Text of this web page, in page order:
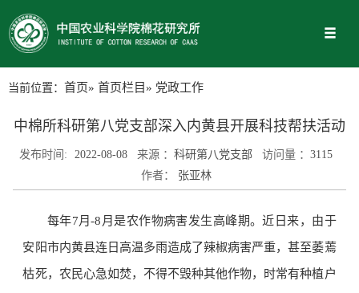
当前位置： 首页» 首页栏目» 党政工作
中棉所科研第八党支部深入内黄县开展科技帮扶活动
发布时间: 2022-08-08 来源 ： 科研第八党支部 访问量 ：3115
作者：
张亚林
每年7月-8月是农作物病害发生高峰期。近日来，由于
安阳市内黄县连日高温多雨造成了辣椒病害严重，甚至萎蔫
枯死，农民心急如焚，不得不毁种其他作物，时常有种植户